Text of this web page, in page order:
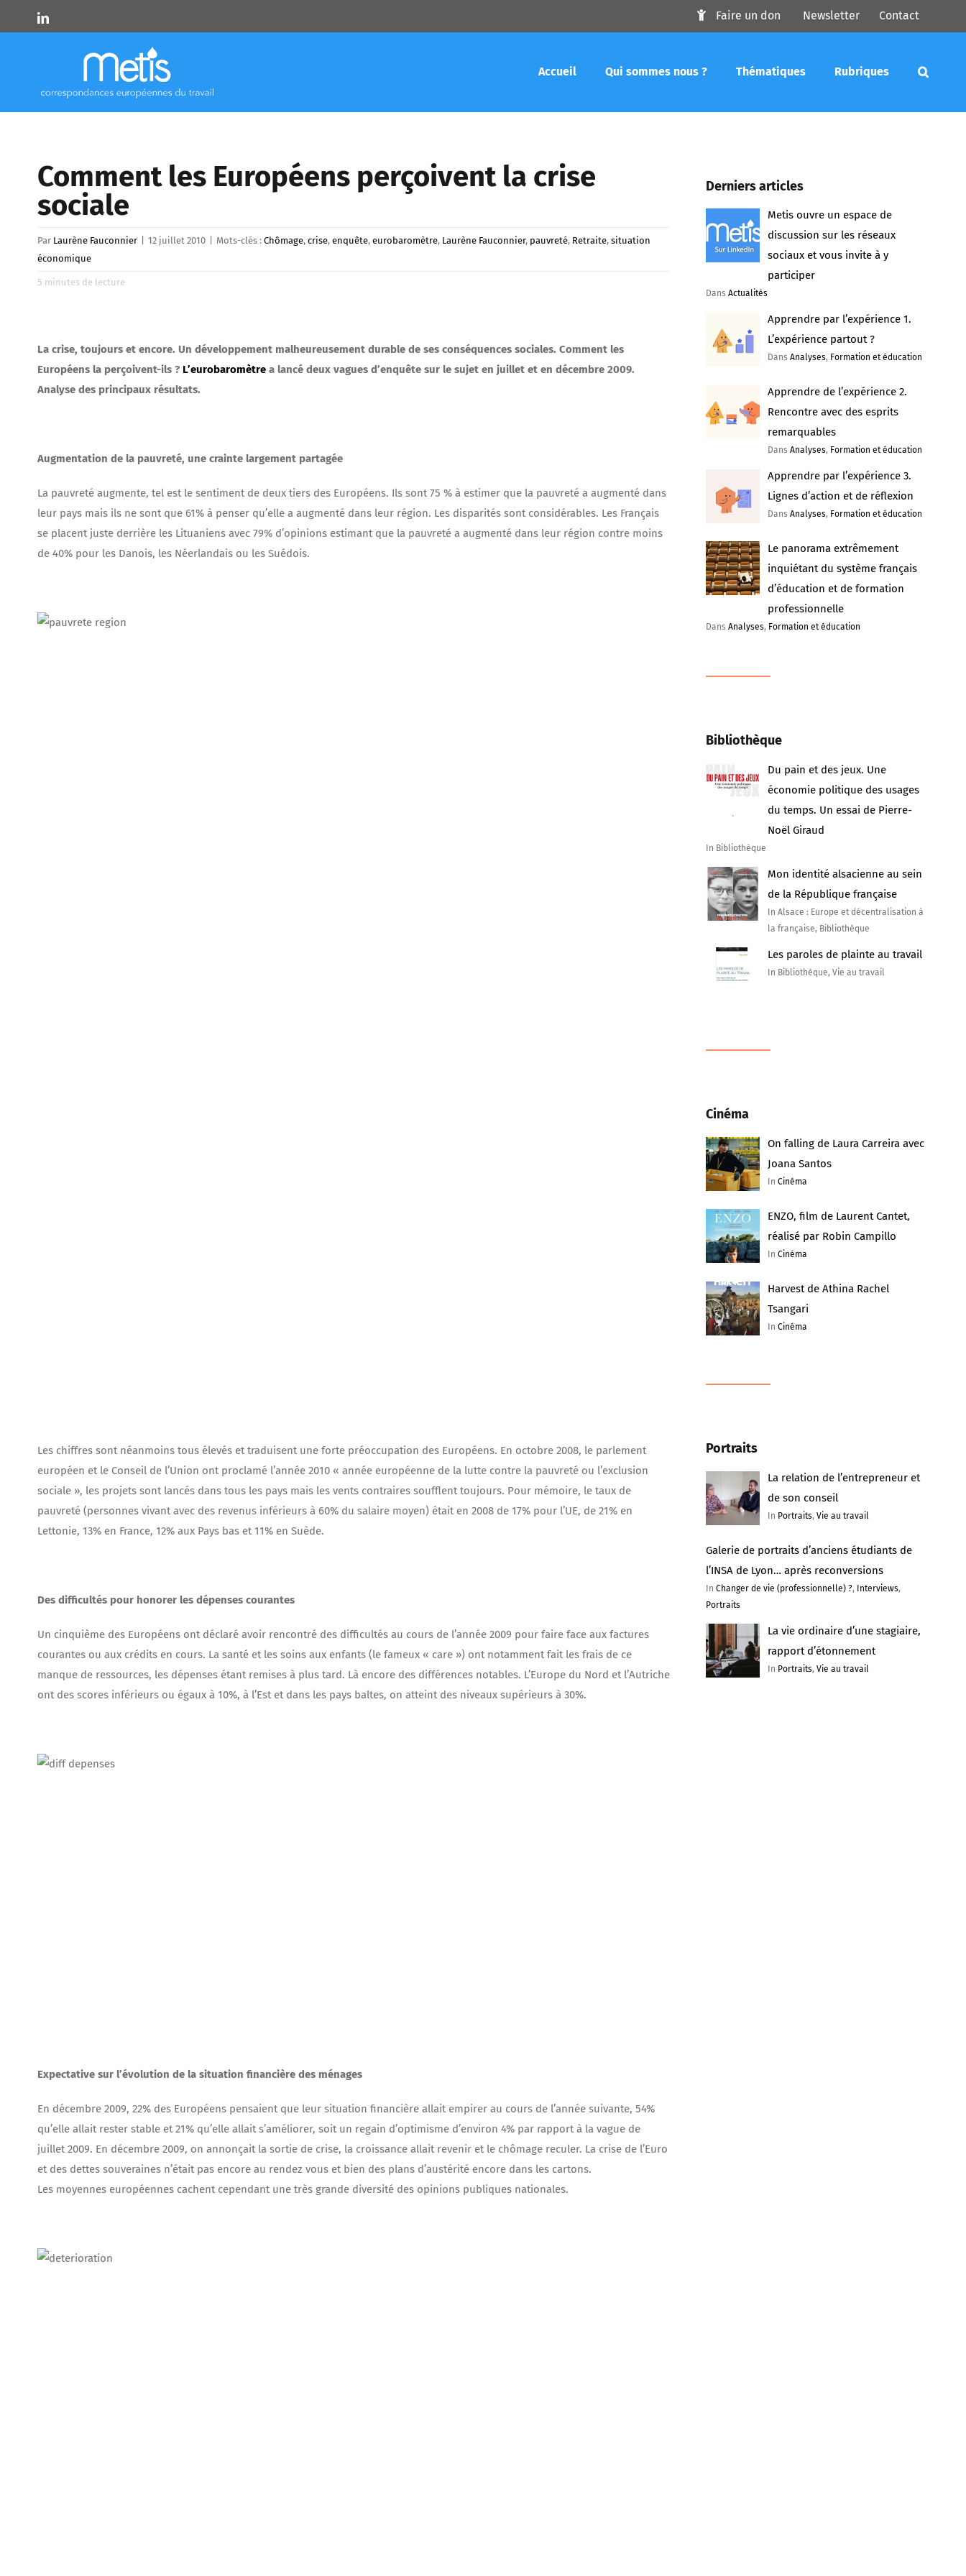
to
LinkedIn Faire un don Newsletter Contact
Accueil Qui sommes nous ? Thématiques Rubriques
Comment les Européens perçoivent la crise
sociale
Par Laurène Fauconnier 12 juillet 2010 Mots-clés : Chômage, crise, enquête, eurobaromètre, Laurène Fauconnier, pauvreté, Retraite, situation
économique
5 minutes de lecture
La crise, toujours et encore. Un développement malheureusement durable de ses conséquences sociales. Comment les
Européens la perçoivent-ils ? L’eurobaromètre a lancé deux vagues d’enquête sur le sujet en juillet et en décembre 2009.
Analyse des principaux résultats.
Augmentation de la pauvreté, une crainte largement partagée
La pauvreté augmente, tel est le sentiment de deux tiers des Européens. Ils sont 75 % à estimer que la pauvreté a augmenté dans
leur pays mais ils ne sont que 61% à penser qu’elle a augmenté dans leur région. Les disparités sont considérables. Les Français
se placent juste derrière les Lituaniens avec 79% d’opinions estimant que la pauvreté a augmenté dans leur région contre moins
de 40% pour les Danois, les Néerlandais ou les Suédois.
Les chiffres sont néanmoins tous élevés et traduisent une forte préoccupation des Européens. En octobre 2008, le parlement
européen et le Conseil de l’Union ont proclamé l’année 2010 « année européenne de la lutte contre la pauvreté ou l’exclusion
sociale », les projets sont lancés dans tous les pays mais les vents contraires soufflent toujours. Pour mémoire, le taux de
pauvreté (personnes vivant avec des revenus inférieurs à 60% du salaire moyen) était en 2008 de 17% pour l’UE, de 21% en
Lettonie, 13% en France, 12% aux Pays bas et 11% en Suède.
Des difficultés pour honorer les dépenses courantes
Un cinquième des Européens ont déclaré avoir rencontré des difficultés au cours de l’année 2009 pour faire face aux factures
courantes ou aux crédits en cours. La santé et les soins aux enfants (le fameux « care ») ont notamment fait les frais de ce
manque de ressources, les dépenses étant remises à plus tard. Là encore des différences notables. L’Europe du Nord et l’Autriche
ont des scores inférieurs ou égaux à 10%, à l’Est et dans les pays baltes, on atteint des niveaux supérieurs à 30%.
Expectative sur l’évolution de la situation financière des ménages
En décembre 2009, 22% des Européens pensaient que leur situation financière allait empirer au cours de l’année suivante, 54%
qu’elle allait rester stable et 21% qu’elle allait s’améliorer, soit un regain d’optimisme d’environ 4% par rapport à la vague de
juillet 2009. En décembre 2009, on annonçait la sortie de crise, la croissance allait revenir et le chômage reculer. La crise de l’Euro
et des dettes souveraines n’était pas encore au rendez vous et bien des plans d’austérité encore dans les cartons.
Les moyennes européennes cachent cependant une très grande diversité des opinions publiques nationales.
Derniers articles
Metis ouvre un espace de
discussion sur les réseaux
sociaux et vous invite à y
participer
Dans Actualités
Apprendre par l’expérience 1.
L’expérience partout ?
DansAnalyses, Formation et éducation
Apprendre de l’expérience 2.
Rencontre avec des esprits
remarquables
DansAnalyses, Formation et éducation
Apprendre par l’expérience 3.
Lignes d’action et de réflexion
DansAnalyses, Formation et éducation
Le panorama extrêmement
inquiétant du système français
d’éducation et de formation
professionnelle
Dans Analyses, Formation et éducation
Bibliothèque
Du pain et des jeux. Une
économie politique des usages
du temps. Un essai de Pierre-
Noël Giraud
In Bibliothèque
Mon identité alsacienne au sein
de la République française
In Alsace : Europe et décentralisation à
la française, Bibliothèque
Les paroles de plainte au travail
In Bibliothèque, Vie au travail
Cinéma
On falling de Laura Carreira avec
Joana Santos
InCinéma
ENZO, film de Laurent Cantet,
réalisé par Robin Campillo
InCinéma
Harvest de Athina Rachel
Tsangari
InCinéma
Portraits
La relation de l’entrepreneur et
de son conseil
In Portraits,Vie au travail
Galerie de portraits d’anciens étudiants de
l’INSA de Lyon… après reconversions
In Changer de vie (professionnelle) ?, Interviews,
Portraits
La vie ordinaire d’une stagiaire,
rapport d’étonnement
In Portraits,Vie au travail